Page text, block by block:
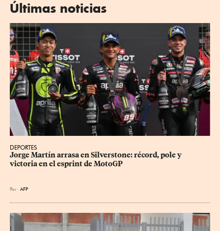
Últimas noticias
DEPORTES
Jorge Martín arrasa en Silverstone: récord, pole y
victoria en el esprint de MotoGP
Por AFP